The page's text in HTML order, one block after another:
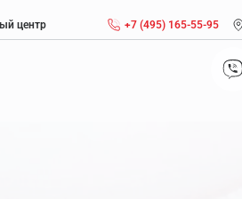
центр +7 (495) 165-55-95
медицины
Лечение